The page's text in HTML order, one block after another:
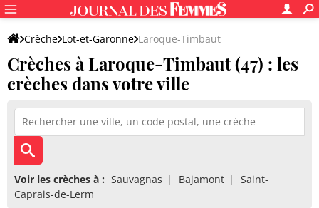
Crèche Lot-et-Garonne Laroque-Timbaut
Crèches à Laroque-Timbaut (47) : les
crèches dans votre ville
Voir les crèches à : Sauvagnas Bajamont
Saint-
Caprais-de-Lerm